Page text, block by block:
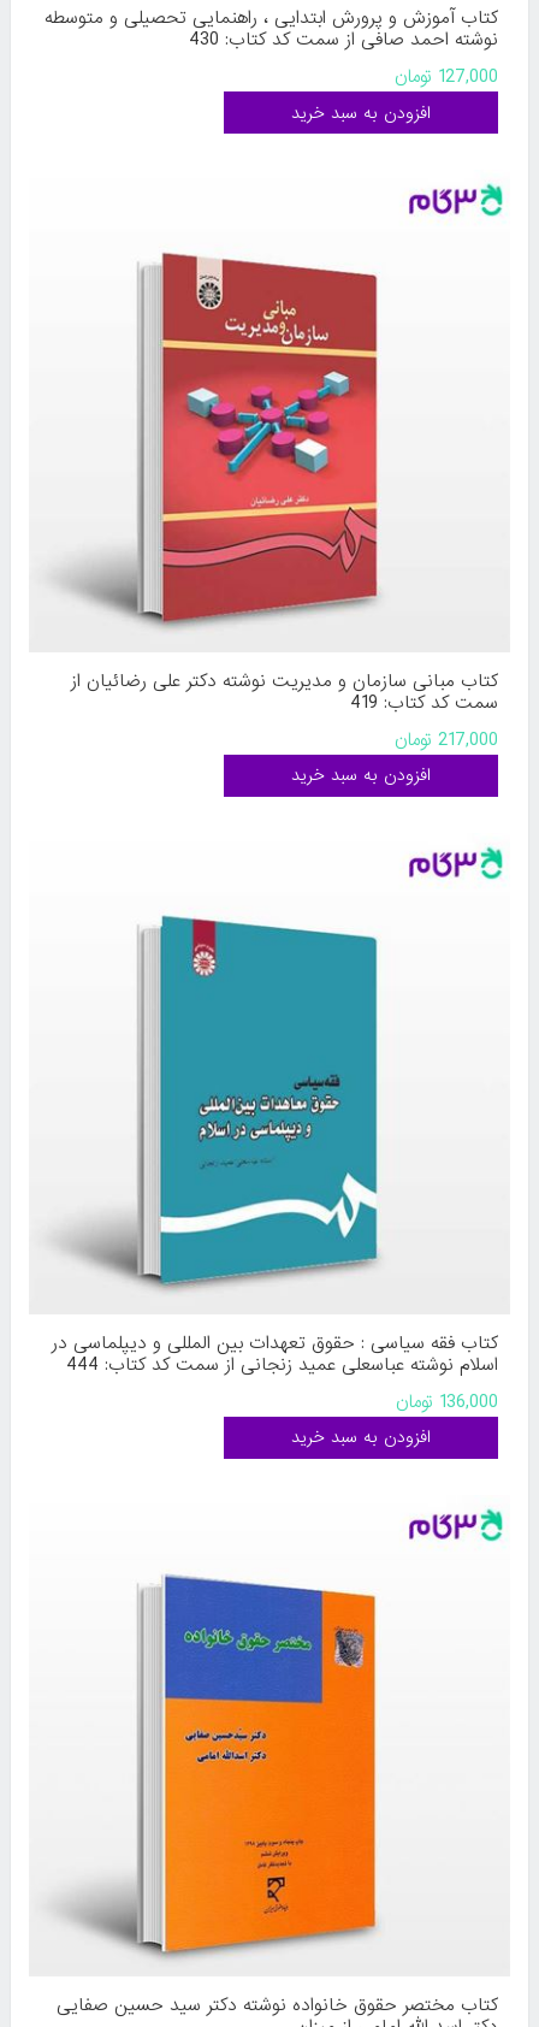
کتاب آموزش و پرورش ابتدایی ، راهنمایی تحصیلی و متوسطه
نوشته احمد صافی از سمت کد کتاب: 430
127,000 تومان
کتاب مبانی سازمان و مدیریت نوشته دکتر علی رضائیان از
سمت کد کتاب: 419
217,000 تومان
کتاب فقه سیاسی : حقوق تعهدات بین المللی و دیپلماسی در
اسلام نوشته عباسعلی عمید زنجانی از سمت کد کتاب: 444
136,000 تومان
کتاب مختصر حقوق خانواده نوشته دکتر سید حسین صفایی